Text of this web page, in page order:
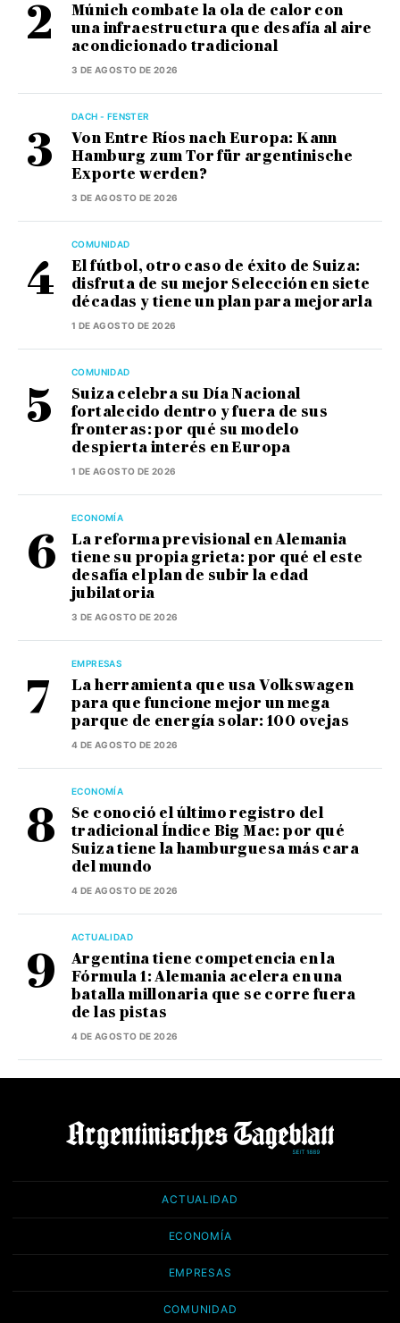
Múnich combate la ola de calor con
una infraestructura que desafía al aire
acondicionado tradicional
3 DE AGOSTO DE 2026
DACH - FENSTER
Von Entre Ríos nach Europa: Kann
Hamburg zum Tor für argentinische
Exporte werden?
3 DE AGOSTO DE 2026
COMUNIDAD
El fútbol, otro caso de éxito de Suiza:
disfruta de su mejor Selección en siete
décadas y tiene un plan para mejorarla
1 DE AGOSTO DE 2026
COMUNIDAD
Suiza celebra su Día Nacional
fortalecido dentro y fuera de sus
fronteras: por qué su modelo
despierta interés en Europa
1 DE AGOSTO DE 2026
ECONOMÍA
La reforma previsional en Alemania
tiene su propia grieta: por qué el este
desafía el plan de subir la edad
jubilatoria
3 DE AGOSTO DE 2026
EMPRESAS
La herramienta que usa Volkswagen
para que funcione mejor un mega
parque de energía solar: 100 ovejas
4 DE AGOSTO DE 2026
ECONOMÍA
Se conoció el último registro del
tradicional Índice Big Mac: por qué
Suiza tiene la hamburguesa más cara
del mundo
4 DE AGOSTO DE 2026
ACTUALIDAD
Argentina tiene competencia en la
Fórmula 1: Alemania acelera en una
batalla millonaria que se corre fuera
de las pistas
4 DE AGOSTO DE 2026
ACTUALIDAD
ECONOMÍA
EMPRESAS
COMUNIDAD